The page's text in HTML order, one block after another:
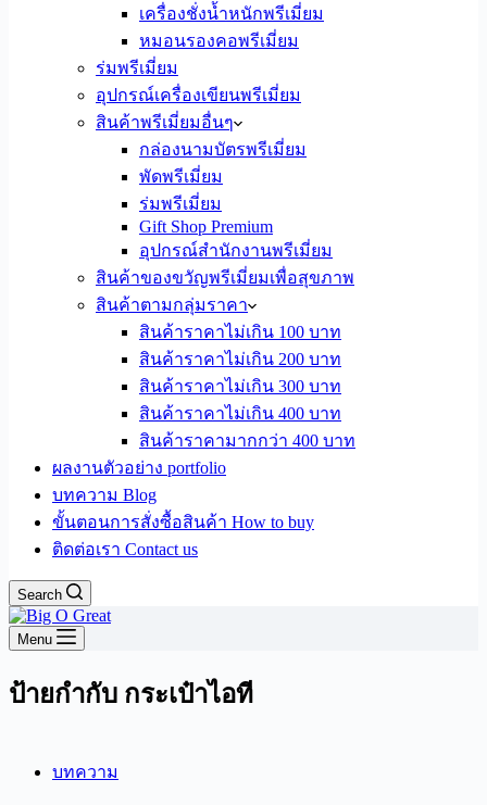
เครื่องชั่งน้ำหนักพรีเมี่ยม
หมอนรองคอพรีเมี่ยม
ร่มพรีเมี่ยม
อุปกรณ์เครื่องเขียนพรีเมี่ยม
สินค้าพรีเมี่ยมอื่นๆ
กล่องนามบัตรพรีเมี่ยม
พัดพรีเมี่ยม
ร่มพรีเมี่ยม
Gift Shop Premium
อุปกรณ์สำนักงานพรีเมี่ยม
สินค้าของขวัญพรีเมี่ยมเพื่อสุขภาพ
สินค้าตามกลุ่มราคา
สินค้าราคาไม่เกิน 100 บาท
สินค้าราคาไม่เกิน 200 บาท
สินค้าราคาไม่เกิน 300 บาท
สินค้าราคาไม่เกิน 400 บาท
สินค้าราคามากกว่า 400 บาท
ผลงานตัวอย่าง portfolio
บทความ Blog
ขั้นตอนการสั่งซื้อสินค้า How to buy
ติดต่อเรา Contact us
Search
Menu
ป้ายกำกับ กระเป๋าไอที
บทความ